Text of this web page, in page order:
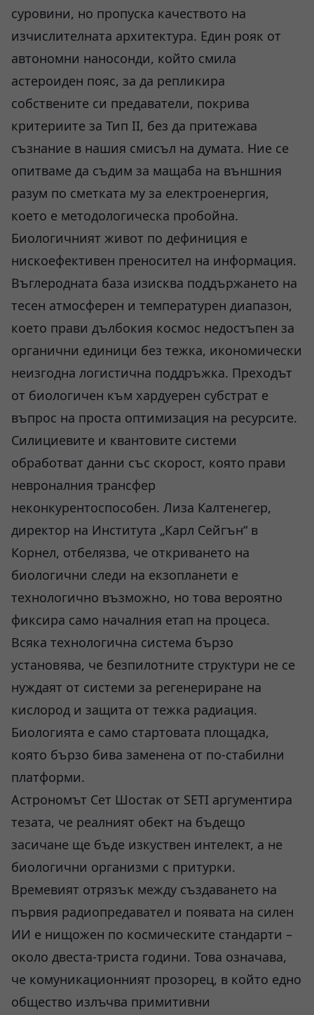
суровини, но пропуска качеството на
изчислителната архитектура. Един рояк от
автономни наносонди, който смила
астероиден пояс, за да репликира
собствените си предаватели, покрива
критериите за Тип II, без да притежава
съзнание в нашия смисъл на думата. Ние се
опитваме да съдим за мащаба на външния
разум по сметката му за електроенергия,
което е методологическа пробойна.
Биологичният живот по дефиниция е
нискоефективен преносител на информация.
Въглеродната база изисква поддържането на
тесен атмосферен и температурен диапазон,
което прави дълбокия космос недостъпен за
органични единици без тежка, икономически
неизгодна логистична поддръжка. Преходът
от биологичен към хардуерен субстрат е
въпрос на проста оптимизация на ресурсите.
Силициевите и квантовите системи
обработват данни със скорост, която прави
невроналния трансфер
неконкурентоспособен. Лиза Калтенегер,
директор на Института „Карл Сейгън“ в
Корнел, отбелязва, че откриването на
биологични следи на екзопланети е
технологично възможно, но това вероятно
фиксира само началния етап на процеса.
Всяка технологична система бързо
установява, че безпилотните структури не се
нуждаят от системи за регенериране на
кислород и защита от тежка радиация.
Биологията е само стартовата площадка,
която бързо бива заменена от по-стабилни
платформи.
Астрономът Сет Шостак от SETI аргументира
тезата, че реалният обект на бъдещо
засичане ще бъде изкуствен интелект, а не
биологични организми с притурки.
Времевият отрязък между създаването на
първия радиопредавател и появата на силен
ИИ е нищожен по космическите стандарти –
около двеста-триста години. Това означава,
че комуникационният прозорец, в който едно
общество излъчва примитивни